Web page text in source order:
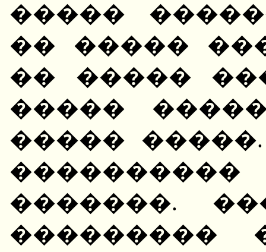
�����
�� �����
�� �����
�����
�����
�������.
���������